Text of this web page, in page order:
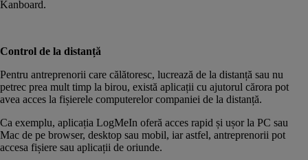
Kanboard.
Control de la distanță
Pentru antreprenorii care călătoresc, lucrează de la distanță sau nu
petrec prea mult timp la birou, există aplicații cu ajutorul cărora pot
avea acces la fișierele computerelor companiei de la distanță.
Ca exemplu, aplicația LogMeIn oferă acces rapid și ușor la PC sau
Mac de pe browser, desktop sau mobil, iar astfel, antreprenorii pot
accesa fișiere sau aplicații de oriunde.